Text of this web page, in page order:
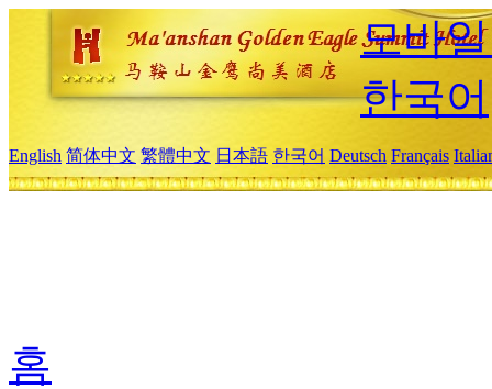
모바
한국어
English 简体中文 繁體中文 日本語 한국어 Deutsch Français
홈